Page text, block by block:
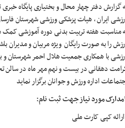
گزارش دفتر چهار محال و بختیاری پایگاه
ایران ، هیات پزشکی ورزشی شهرستان
مناسبت هفته تربیت بدنی دوره آموزشیکمک
را به صورت رایگان ویژه مربیان و مدیران
با همکاری جمعیت هلال احمر شهرستانو
دهقانی در بیست و نهم مهر ماه در سالن
اداره ورزش و جوانان برگزار نماید
مورد نیاز جهت ثبت نام:
کپی کارت ملی